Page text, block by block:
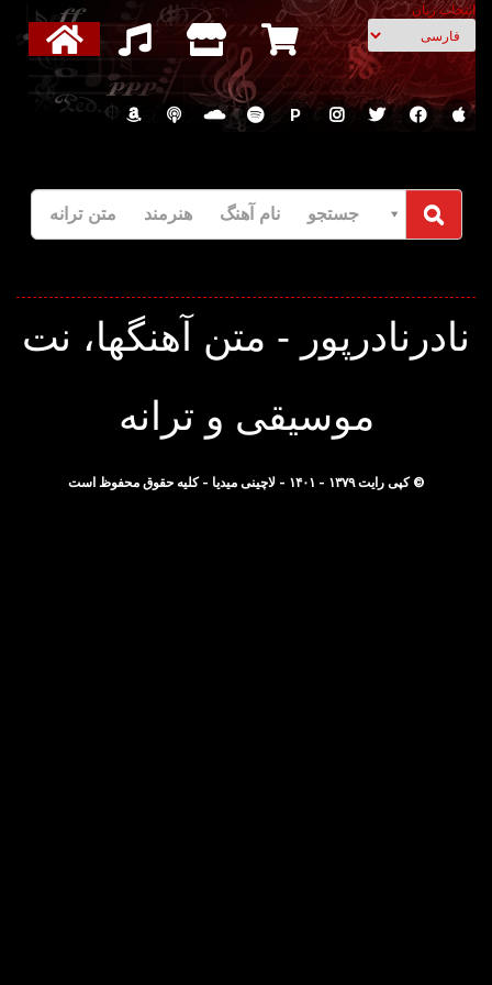
انتخاب زبان
P
جستجو نام آهنگ هنرمند متن ترانه
نادرنادرپور - متن آهنگها، نت
موسیقی و ترانه
© کپی رایت ۱۳۷۹ - ۱۴۰۱ - لاچینی میدیا - کلیه حقوق محفوظ است